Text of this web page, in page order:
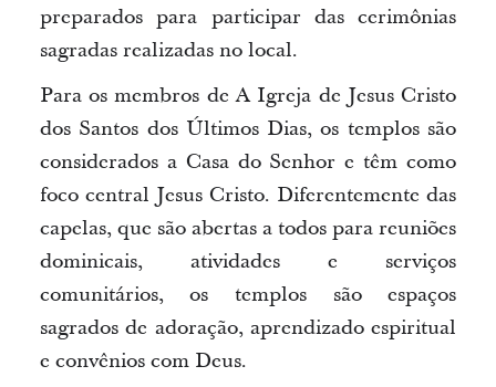
preparados para participar das cerimônias
sagradas realizadas no local.
Para os membros de A Igreja de Jesus Cristo
dos Santos dos Últimos Dias, os templos são
considerados a Casa do Senhor e têm como
foco central Jesus Cristo. Diferentemente das
capelas, que são abertas a todos para reuniões
dominicais, atividades e serviços
comunitários, os templos são espaços
sagrados de adoração, aprendizado espiritual
e convênios com Deus.